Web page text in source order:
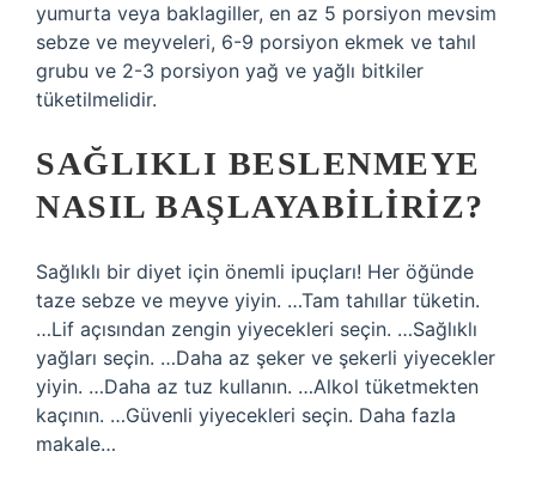
yumurta veya baklagiller, en az 5 porsiyon mevsim
sebze ve meyveleri, 6-9 porsiyon ekmek ve tahıl
grubu ve 2-3 porsiyon yağ ve yağlı bitkiler
tüketilmelidir.
SAĞLIKLI BESLENMEYE
NASIL BAŞLAYABILIRIZ?
Sağlıklı bir diyet için önemli ipuçları! Her öğünde
taze sebze ve meyve yiyin. …Tam tahıllar tüketin.
…Lif açısından zengin yiyecekleri seçin. …Sağlıklı
yağları seçin. …Daha az şeker ve şekerli yiyecekler
yiyin. …Daha az tuz kullanın. …Alkol tüketmekten
kaçının. …Güvenli yiyecekleri seçin. Daha fazla
makale…